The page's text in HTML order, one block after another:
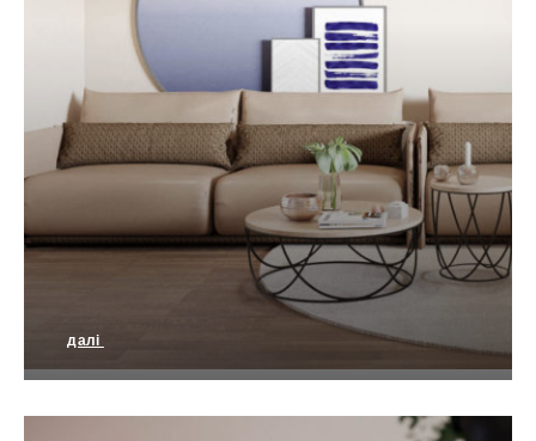
Дизайн квартири в Тернополі
далі